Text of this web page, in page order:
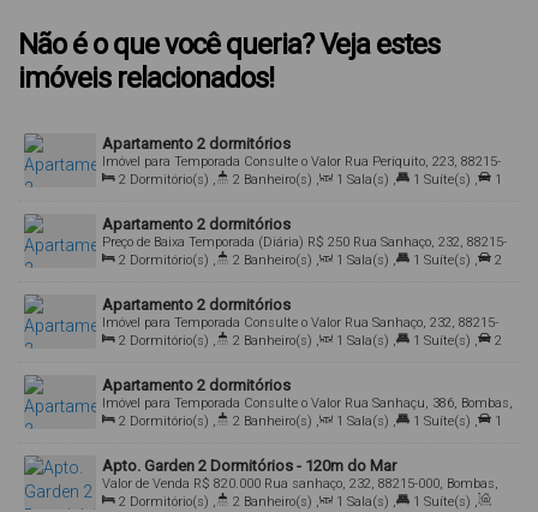
Não é o que você queria? Veja estes
imóveis relacionados!
Apartamento 2 dormitórios
Consulte o Valor
Imóvel para Temporada
Rua Periquito, 223, 88215-
000, Bombas, Bombinhas, Santa Catarina, Brasil
2 Dormitório(s) , 2 Banheiro(s) , 1 Sala(s) , 1 Suíte(s) ,
1
Apartamento 2 dormitórios
R$ 250
Preço de Baixa Temporada (Diária)
Rua Sanhaço, 232, 88215-
000, Bombas, Bombinhas, Santa Catarina, Brasil
2 Dormitório(s) , 2 Banheiro(s) , 1 Sala(s) , 1 Suíte(s) ,
2
Apartamento 2 dormitórios
Consulte o Valor
Imóvel para Temporada
Rua Sanhaço, 232, 88215-
000, Bombas, Bombinhas, Santa Catarina, Brasil
2 Dormitório(s) , 2 Banheiro(s) , 1 Sala(s) , 1 Suíte(s) ,
2
Apartamento 2 dormitórios
Consulte o Valor
Imóvel para Temporada
Rua Sanhaçu, 386, Bombas,
Bombinhas, Santa Catarina, Brasil
2 Dormitório(s) , 2 Banheiro(s) , 1 Sala(s) , 1 Suíte(s) ,
1
Apto. Garden 2 Dormitórios - 120m do Mar
R$ 820.000
Valor de Venda
Rua sanhaço, 232, 88215-000, Bombas,
Bombinhas, Santa Catarina, Brasil
2 Dormitório(s) , 2 Banheiro(s) , 1 Sala(s) , 1 Suíte(s) ,